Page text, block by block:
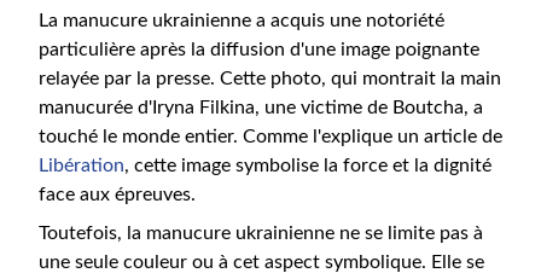
La manucure ukrainienne a acquis une notoriété
particulière après la diffusion d'une image poignante
relayée par la presse. Cette photo, qui montrait la main
manucurée d'Iryna Filkina, une victime de Boutcha, a
touché le monde entier. Comme l'explique un article de
Libération, cette image symbolise la force et la dignité
face aux épreuves.
Toutefois, la manucure ukrainienne ne se limite pas à
une seule couleur ou à cet aspect symbolique. Elle se